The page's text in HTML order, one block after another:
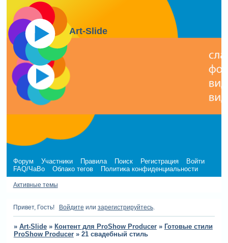
Art-Slide
Форум Участники Правила Поиск Регистрация
Войти
FAQ/ЧаВо
Облако тегов Политика конфиденциальности
Активные темы
Привет, Гость! Войдите или зарегистрируйтесь.
» Art-Slide » Контент для ProShow Producer » Готовые стили
ProShow Producer » 21 свадебный стиль